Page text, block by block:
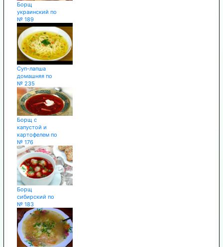
Борщ
украинский по
№ 189
Суп-лапша
домашняя по
№ 235
Борщ с
капустой и
картофелем по
№ 176
Борщ
сибирский по
№ 183